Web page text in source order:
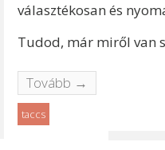
választékosan és
Tudod, már miről van
Tovább →
taccs